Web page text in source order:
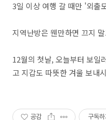
3일 이상 여행 갈 때만 '외출
지역난방은 웬만하면 끄지
12월의 첫날, 오늘부터 보일
고 지갑도 따뜻한 겨울 보내
공감 구독하